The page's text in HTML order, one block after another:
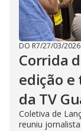
DO R7/27/03/2026
Corrida
edição
da TV
Coletiva de
reuniu